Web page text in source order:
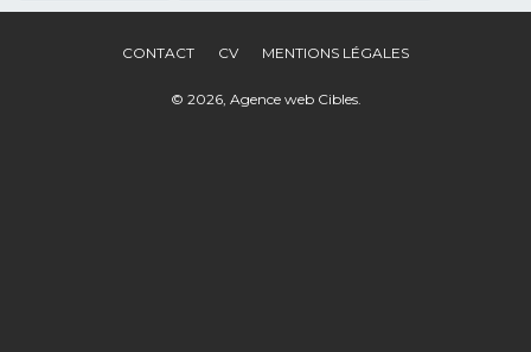
CONTACT CV MENTIONS LÉGALES
© 2026, Agence web Cibles.